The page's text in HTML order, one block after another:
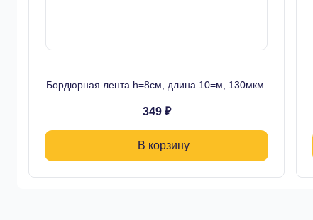
Бордюрная лента h=8см, длина 10=м, 130мкм.
349 ₽
В корзину